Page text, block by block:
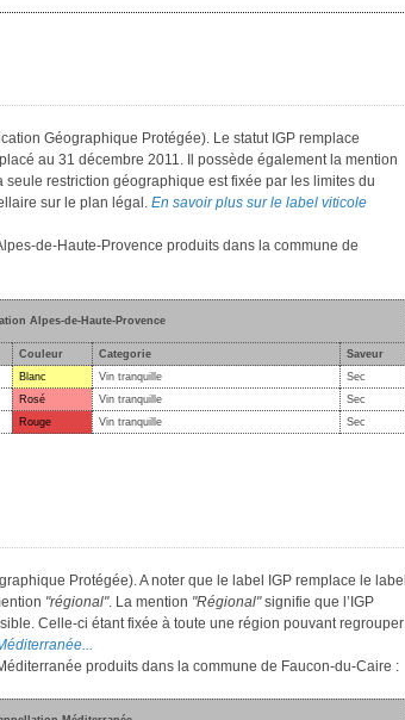
Géographique Protégée). Le statut IGP remplace
au 31 décembre 2011. Il possède également la mention
restriction géographique est fixée par les limites du
sur le plan légal. En savoir plus sur le label viticole
de-Haute-Provence produits dans la commune de
Alpes-de-Haute-Provence
Couleur Categorie
Saveur
Blanc Vin tranquille
Sec
Rosé Vin tranquille
Sec
Rouge Vin tranquille Sec
Protégée). A noter que le label IGP remplace le label
"régional". La mention "Régional"signifie que l’IGP
Celle-ci étant fixée à toute une région pouvant regrouper
produits dans la commune de Faucon-du-Caire :